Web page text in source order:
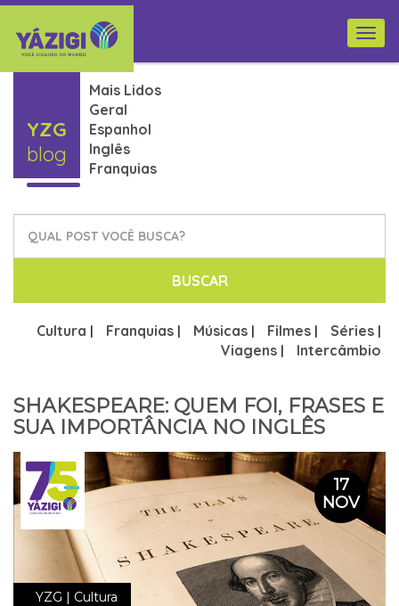
YZG
blog
Mais Lidos
Geral
Espanhol
Inglês
Franquias
BUSCAR
Cultura | Franquias | Músicas | Filmes | Séries |
Viagens | Intercâmbio
SHAKESPEARE: QUEM FOI, FRASES E
SUA IMPORTÂNCIA NO INGLÊS
YZG | Cultura
17
NOV